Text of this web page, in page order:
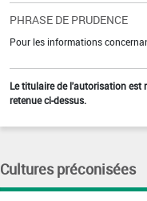
PHRASE DE PRUDENCE
Pour les informations
Le titulaire de l'autorisation est
retenue ci-dessus.
Cultures préconisées